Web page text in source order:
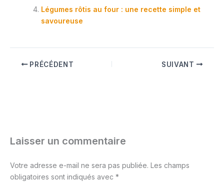
Légumes rôtis au four : une recette simple et
savoureuse
PRÉCÉDENT SUIVANT
Laisser un commentaire
Votre adresse e-mail ne sera pas publiée. Les champs
obligatoires sont indiqués avec *